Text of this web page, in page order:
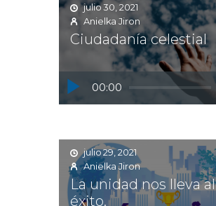
Reproductor
de
00:00
julio 30, 2021
Anielka Jiron
Ciudadanía celestial
julio 29, 2021
Anielka Jiron
La unidad nos lleva al
éxito.